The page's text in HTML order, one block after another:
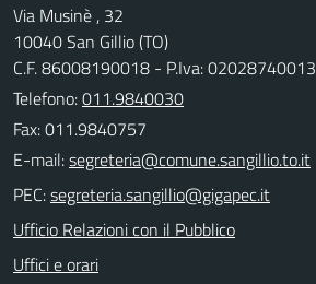
Via Musinè , 32
10040 San Gillio (TO)
C.F. 86008190018 - P.Iva: 02028740013
Telefono:011.9840030
Fax: 011.9840757
E-mail:
PEC:
Ufficio Relazioni con il Pubblico
Uffici e orari